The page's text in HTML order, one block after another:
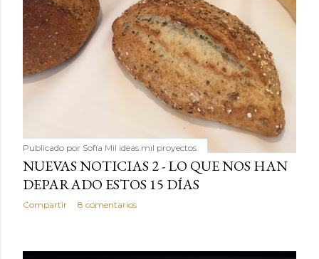
Publicado por Sofía Mil ideas mil proyectos
NUEVAS NOTICIAS 2 - LO QUE NOS HAN
DEPARADO ESTOS 15 DÍAS
Compartir 8 comentarios